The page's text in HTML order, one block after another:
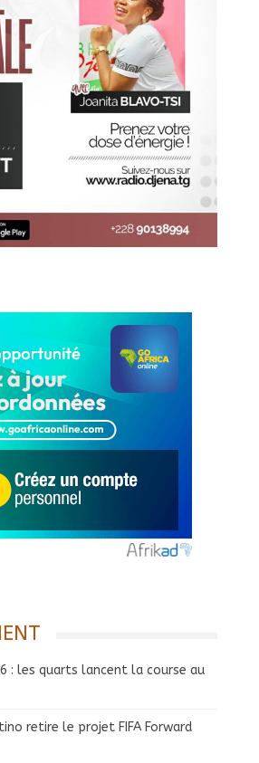
: les quarts lancent la course au
retire le projet FIFA Forward